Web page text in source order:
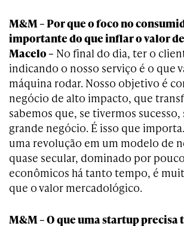
M&M – Por que o foco no
importante do que inflar o valor
Macelo – No final do dia, ter o
indicando o nosso serviço é o que
máquina rodar. Nosso objetivo é
negócio de alto impacto, que
sabemos que, se tivermos
grande negócio. É isso que
uma revolução em um modelo de
quase secular, dominado por
econômicos há tanto tempo, é
que o valor mercadológico.
M&M – O que uma startup